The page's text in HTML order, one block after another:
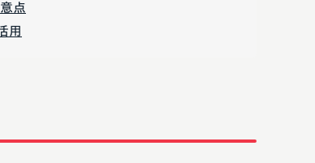
点
用